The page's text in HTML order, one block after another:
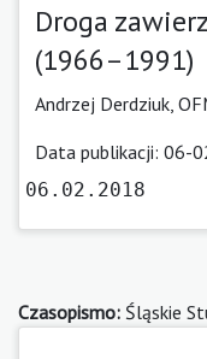
Droga
(1966–1991)
Andrzej Derdziuk,
Data publikacji: 06-
06.02.2018
Czasopismo: Śląskie